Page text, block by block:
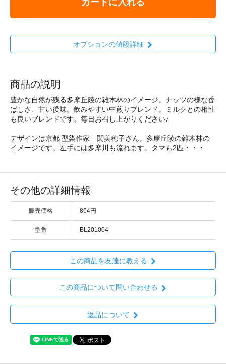
オプションの値段詳細
商品の説明
豊かな自然が残る多摩丘陵の雑木林のイメージ。ナッツの様な香
ばしさ、甘い後味。飲みやすい中煎りブレンド。ミルクとの相性
も良いブレンドです。毎日お召し上がりください♪
デザインは京都 型染作家 関美穂子さん。多摩丘陵の雑木林の
イメージです。左手には多摩川も流れます。タマも2匹・・・
その他の詳細情報
販売価格 864円
型番 BL201004
この商品を友達に教える
この商品について問い合わせる
返品について